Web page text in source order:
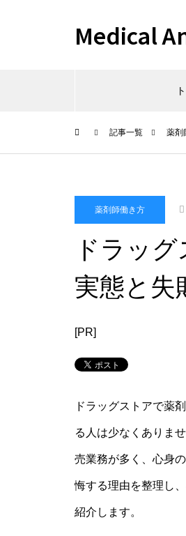
Medical
記事一覧 薬剤
薬剤師働き方
ドラッ
実態と失
[PR]
ドラッグストアで薬
る人は少なくありま
売業務が多く、心身
悔する理由を整理し
紹介します。